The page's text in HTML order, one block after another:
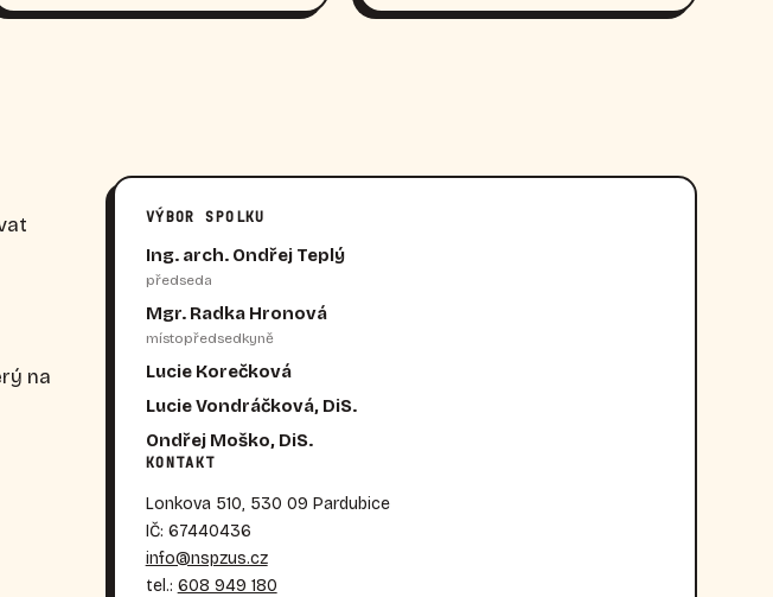
na
VÝBOR SPOLKU
Ing. arch. Ondřej Teplý
předseda
Mgr. Radka Hronová
místopředsedkyně
Lucie Korečková
Lucie Vondráčková, DiS.
Ondřej Moško, DiS.
KONTAKT
Lonkova 510, 530 09 Pardubice
IČ: 67440436
info@nspzus.cz
tel.: 608 949 180